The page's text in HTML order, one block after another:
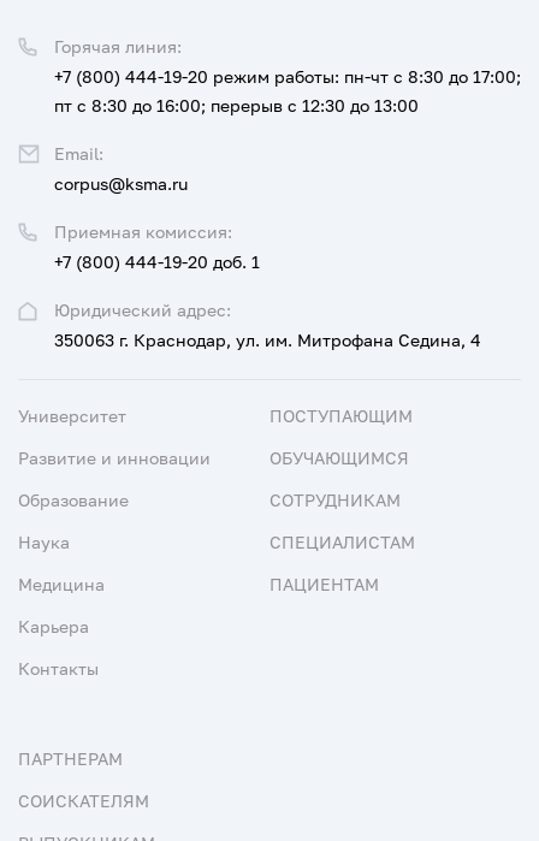
Юридический адрес:
350063 г. Краснодар, ул. им. Митрофана Седина, 4
Приемная комиссия:
+7 (800) 444-19-20 доб. 1
Горячая линия:
+7 (800) 444-19-20 режим работы: пн-чт с 8:30 до 17:00;
пт с 8:30 до 16:00; перерыв с 12:30 до 13:00
Email:
corpus@ksma.ru
Университет
Развитие и инновации
Образование
Наука
Медицина
Карьера
Контакты
ПОСТУПАЮЩИМ
ОБУЧАЮЩИМСЯ
СОТРУДНИКАМ
СПЕЦИАЛИСТАМ
ПАЦИЕНТАМ
ПАРТНЕРАМ
СОИСКАТЕЛЯМ